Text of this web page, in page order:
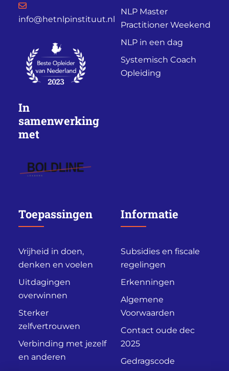
info@hetnlpinstituut.nl
In
samenwerking
met
NLP Master
Practitioner Weekend
NLP in een dag
Systemisch Coach
Opleiding
Toepassingen
Vrijheid in doen,
denken en voelen
Uitdagingen
overwinnen
Sterker
zelfvertrouwen
Verbinding met jezelf
en anderen
Informatie
Subsidies en fiscale
regelingen
Erkenningen
Algemene
Voorwaarden
Contact oude dec
2025
Gedragscode